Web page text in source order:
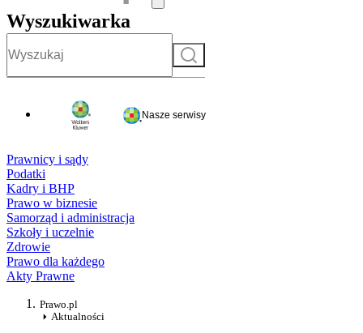
Wyszukiwarka
Szukaj
Nasze serwisy
Prawnicy i sądy
Podatki
Kadry i BHP
Prawo w biznesie
Samorząd i administracja
Szkoły i uczelnie
Zdrowie
Prawo dla każdego
Akty Prawne
Prawo.pl
Aktualności